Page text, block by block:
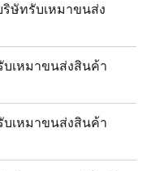
ษัทรับเหมาขนส่ง
เหมาขนส่งสินค้า
เหมาขนส่งสินค้า